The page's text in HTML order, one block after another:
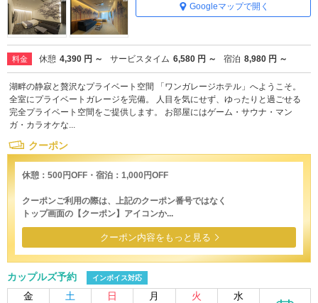
Googleマップで開く
料金 休憩 4,390 円 ～ サービスタイム 6,580 円 ～ 宿泊 8,980 円 ～
湖畔の静寂と贅沢なプライベート空間 「ワンガレージホテル」へようこそ。
全室にプライベートガレージを完備。 人目を気にせず、ゆったりと過ごせる
完全プライベート空間をご提供します。 お部屋にはゲーム・サウナ・マン
ガ・カラオケな...
クーポン
休憩：500円OFF・宿泊：1,000円OFF
クーポンご利用の際は、上記のクーポン番号ではなく
トップ画面の【クーポン】アイコンか...
クーポン内容をもっと見る
カップルズ予約 インボイス対応
金 土 日 月 火 水